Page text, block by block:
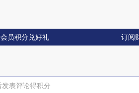
员积分兑好礼 订阅
发表评论得积分